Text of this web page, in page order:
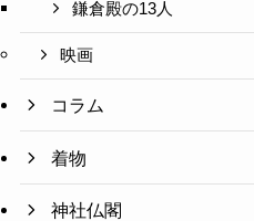
鎌倉殿の13人
映画
コラム
着物
神社仏閣